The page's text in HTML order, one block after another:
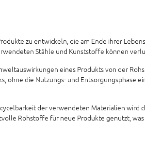
zu entwickeln, die am Ende ihrer
Stähle und Kunststoffe können
eines Produkts von der
ohne die Nutzungs- und
der verwendeten Materialien wird
Rohstoffe für neue Produkte genutzt,